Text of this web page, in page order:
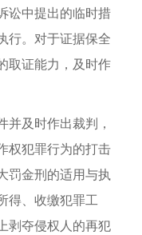
讼中提出的临时措
行。对于证据保全
取证能力，及时作
及时作出裁判，
权犯罪行为的打击
罚金刑的适用与执
得、收缴犯罪工
剥夺侵权人的再犯